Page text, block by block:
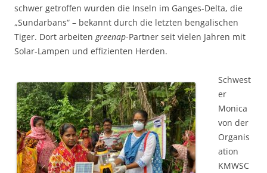
schwer getroffen wurden die Inseln im Ganges-Delta, die
„Sundarbans“ – bekannt durch die letzten bengalischen
Tiger. Dort arbeiten greenap-Partner seit vielen Jahren mit
Solar-Lampen und effizienten Herden.
Schwest
er
Monica
von der
Organis
ation
KMWSC